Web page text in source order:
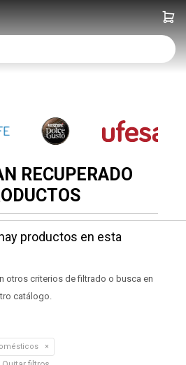
RECUPERADO
productos en esta
otros criterios de filtrado o busca en
catálogo.